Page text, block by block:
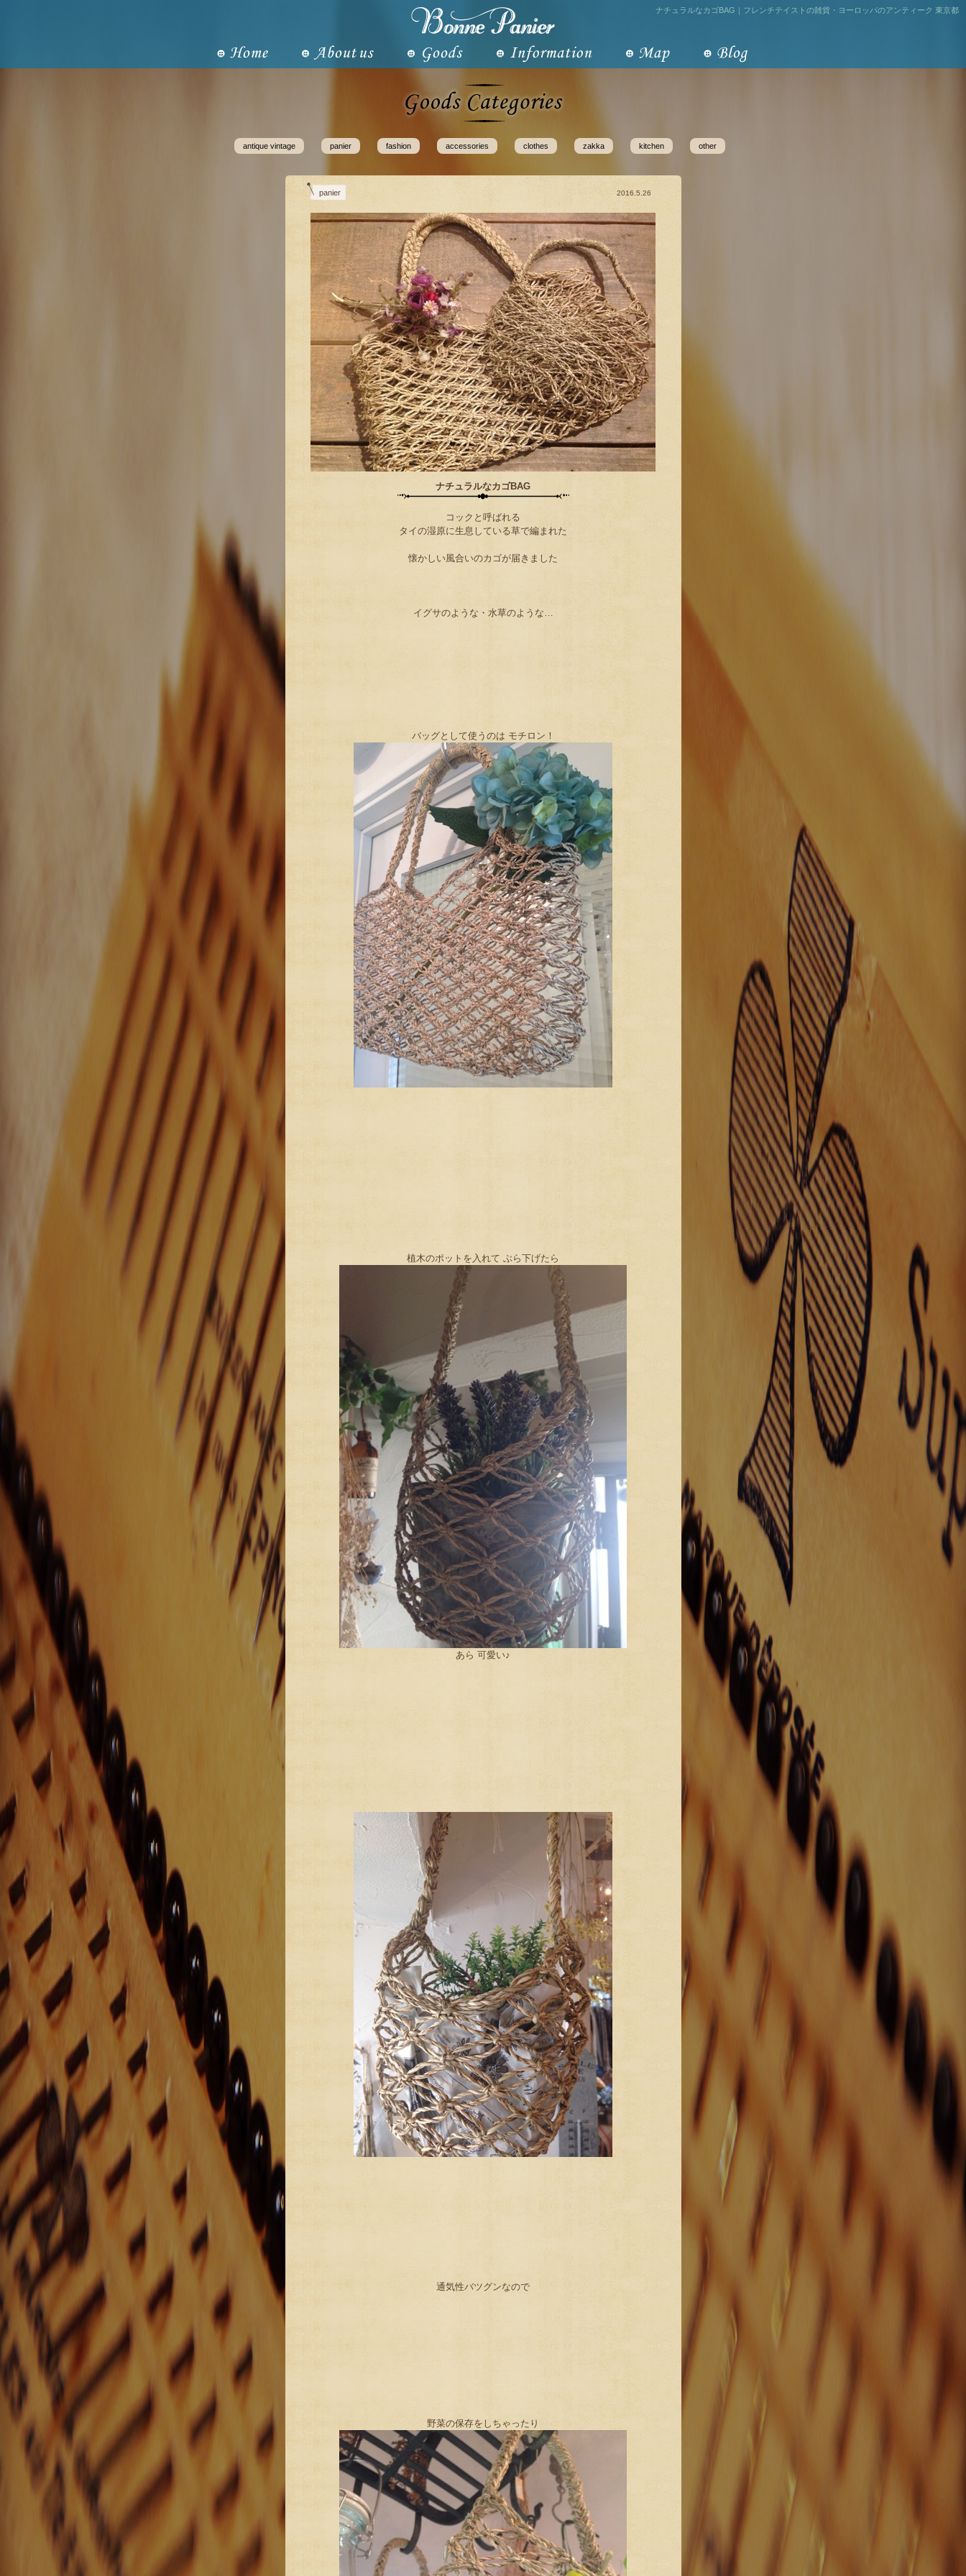
ナチュラルなカゴBAG｜フレンチテイストの雑貨・ヨーロッパのアンティーク 東京都
antique vintage panier fashion accessories clothes zakka kitchen other
panier 2016.5.26
ナチュラルなカゴBAG
コックと呼ばれる
タイの湿原に生息している草で編まれた
懐かしい風合いのカゴが届きました
イグサのような・水草のような…
バッグとして使うのは モチロン！
植木のポットを入れて ぶら下げたら
あら 可愛い♪
通気性バツグンなので
野菜の保存をしちゃったり